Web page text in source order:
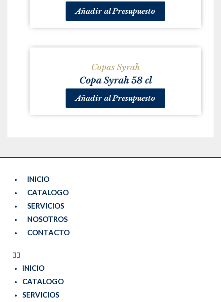
Añadir al Presupuesto
Copas Syrah
Copa Syrah 58 cl
Añadir al Presupuesto
INICIO
CATALOGO
SERVICIOS
NOSOTROS
CONTACTO
INICIO
CATALOGO
SERVICIOS